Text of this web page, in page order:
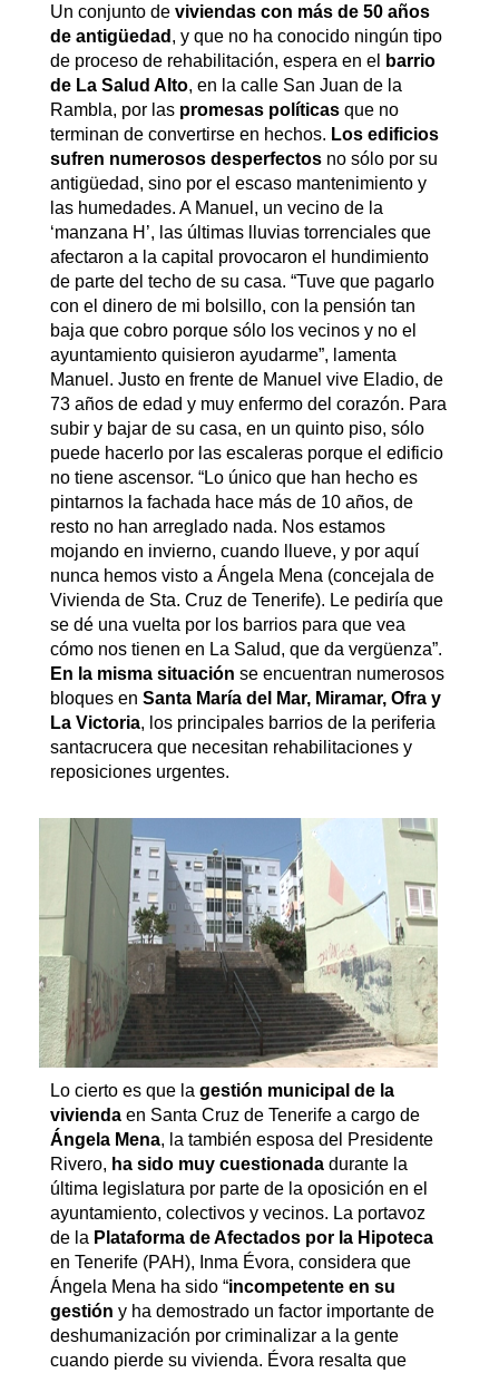
Un conjunto de viviendas con más de 50 años
de antigüedad , y que no ha conocido ningún tipo
de proceso de rehabilitación, espera en el
barrio
de La Salud Alto, en la calle San Juan de la
Rambla, por las promesas políticasque no
terminan de convertirse en hechos. Los edificios
sufren numerosos desperfectosno sólo por su
antigüedad, sino por el escaso mantenimiento y
las humedades. A Manuel, un vecino de la
‘manzana H’, las últimas lluvias torrenciales que
afectaron a la capital provocaron el hundimiento
de parte del techo de su casa. “Tuve que pagarlo
con el dinero de mi bolsillo, con la pensión tan
baja que cobro porque sólo los vecinos y no el
ayuntamiento quisieron ayudarme”, lamenta
Manuel. Justo en frente de Manuel vive Eladio, de
73 años de edad y muy enfermo del corazón. Para
subir y bajar de su casa, en un quinto piso, sólo
puede hacerlo por las escaleras porque el edificio
no tiene ascensor. “Lo único que han hecho es
pintarnos la fachada hace más de 10 años, de
resto no han arreglado nada. Nos estamos
mojando en invierno, cuando llueve, y por aquí
nunca hemos visto a Ángela Mena (concejala de
Vivienda de Sta. Cruz de Tenerife). Le pediría que
se dé una vuelta por los barrios para que vea
cómo nos tienen en La Salud, que da vergüenza”.
En la misma situación se encuentran numerosos
bloques en Santa María del Mar, Miramar, Ofra y
La Victoria, los principales barrios de la periferia
santacrucera que necesitan rehabilitaciones y
reposiciones urgentes.
Lo cierto es que la gestión municipal de la
viviendaen Santa Cruz de Tenerife a cargo de
Ángela Mena, la también esposa del Presidente
Rivero, ha sido muy cuestionadadurante la
última legislatura por parte de la oposición en el
ayuntamiento, colectivos y vecinos. La portavoz
de la Plataforma de Afectados por la Hipoteca
en Tenerife (PAH), Inma Évora, considera que
Ángela Mena ha sido “incompetente en su
gestión y ha demostrado un factor importante de
deshumanización por criminalizar a la gente
cuando pierde su vivienda. Évora resalta que